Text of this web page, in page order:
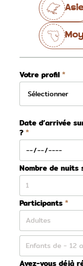
Asie
Votre profil
Date d’arrivée
?
Nombre de nuits
Participants
Avez-vous déjà